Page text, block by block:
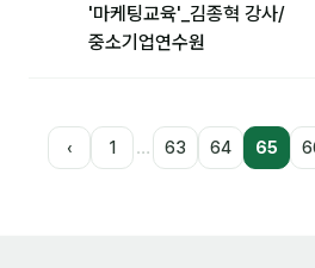
'마케팅교육'_김종혁 강사/
중소기업연수원
‹ 1 … 63 64 65